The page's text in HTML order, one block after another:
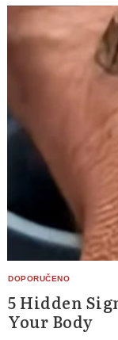
5 Hidden
Your Body